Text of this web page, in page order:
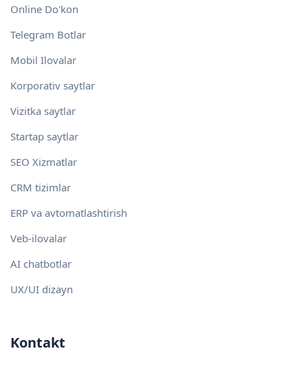
Online Do'kon
Telegram Botlar
Mobil Ilovalar
Korporativ saytlar
Vizitka saytlar
Startap saytlar
SEO Xizmatlar
CRM tizimlar
ERP va avtomatlashtirish
Veb-ilovalar
AI chatbotlar
UX/UI dizayn
Kontakt